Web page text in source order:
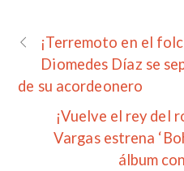
¡Terremoto en el
Diomedes Díaz se
de su acordeonero
¡Vuelve el rey del
Vargas estrena
álbum